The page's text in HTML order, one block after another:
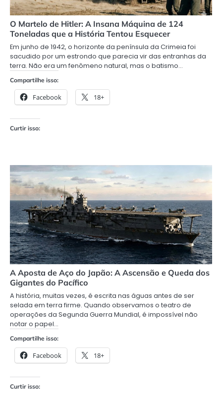
O Martelo de Hitler: A Insana Máquina de 124
Toneladas que a História Tentou Esquecer
Em junho de 1942, o horizonte da península da Crimeia foi
sacudido por um estrondo que parecia vir das entranhas da
terra. Não era um fenômeno natural, mas o batismo…
Compartilhe isso:
Facebook 18+
Curtir isso:
A Aposta de Aço do Japão: A Ascensão e Queda dos
Gigantes do Pacífico
A história, muitas vezes, é escrita nas águas antes de ser
selada em terra firme. Quando observamos o teatro de
operações da Segunda Guerra Mundial, é impossível não
notar o papel…
Compartilhe isso:
Facebook 18+
Curtir isso: